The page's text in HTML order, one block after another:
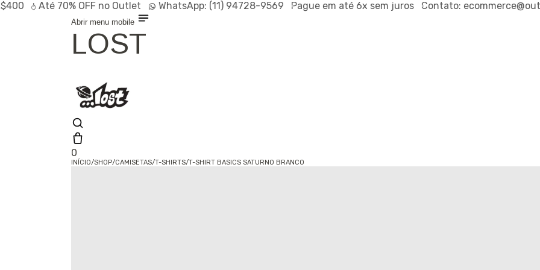
Até70% OFFno Outlet WhatsApp:(11) 94728-9569 Pague em até6x sem juros Contato:
Abrir menu mobile
LOST
0
INÍCIO/SHOP/CAMISETAS/T-SHIRTS/T-SHIRT BASICS SATURNO BRANCO